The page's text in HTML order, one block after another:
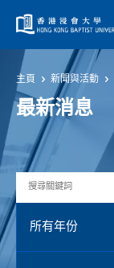
主頁 新聞與活動
最新消息
所有年份